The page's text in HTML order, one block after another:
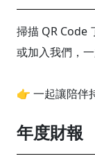
掃描 QR Code
或加入我們，
👉 一起讓陪伴
年度財報